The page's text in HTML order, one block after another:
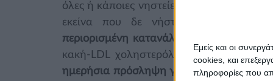
Εμείς και οι
cookies, και
πληροφορίες που
όλες ή κάποιες νηστείες μέσα στο χρόνο,
εκείνα που δε νήστευαν ποτέ.
περιορισμένη κατανάλωση κορεσμένων
κακή-LDL χοληστερόλη στο αίμα) και
ημερήσια πρόσληψη για τα περισσότερα